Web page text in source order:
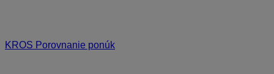
KROS Porovnanie ponúk